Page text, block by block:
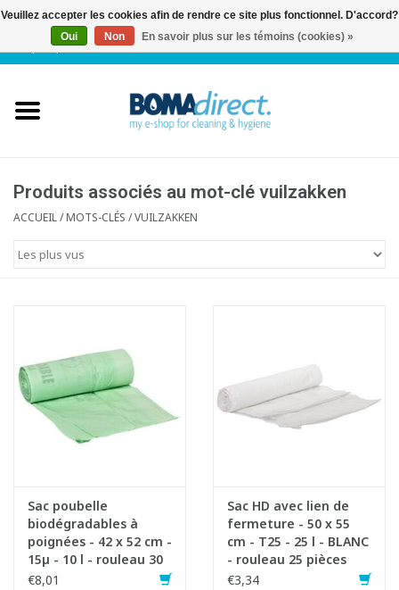
FR| 0 Articles
Service client
Produits associés au mot-clé vuilzakken
ACCUEIL/MOTS-CLÉS /VUILZAKKEN
Sac poubelle
biodégradables à
poignées - 42 x 52 cm -
15µ - 10 l - rouleau 30
pièces
€8,01
Sac HD avec lien de
fermeture - 50 x 55
cm - T25 - 25 l - BLANC
- rouleau 25 pièces
€3,34
Veuillez accepter les cookies afin de rendre ce site plus fonctionnel. D'accord?
Oui
Non En savoir plus sur les témoins (cookies) »